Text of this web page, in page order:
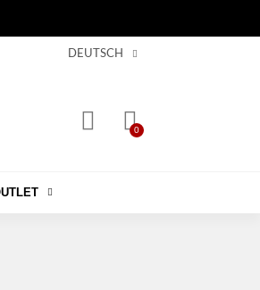
DEUTSCH